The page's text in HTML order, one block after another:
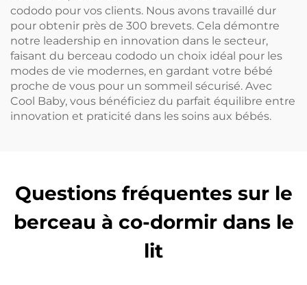
cododo pour vos clients. Nous avons travaillé dur
pour obtenir près de 300 brevets. Cela démontre
notre leadership en innovation dans le secteur,
faisant du berceau cododo un choix idéal pour les
modes de vie modernes, en gardant votre bébé
proche de vous pour un sommeil sécurisé. Avec
Cool Baby, vous bénéficiez du parfait équilibre entre
innovation et praticité dans les soins aux bébés.
Questions fréquentes sur le
berceau à co-dormir dans le
lit